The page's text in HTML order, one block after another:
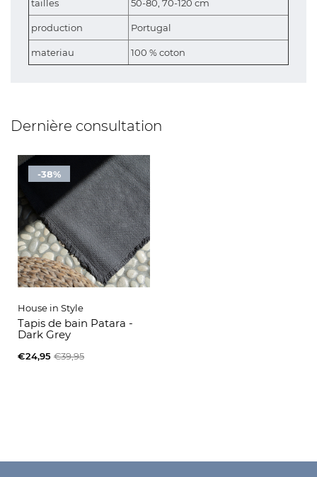
tailles 50-80, 70-120 cm
production Portugal
materiau 100 % coton
Dernière consultation
-38%
House in Style
Tapis de bain Patara -
Dark Grey
€24,95 €39,95